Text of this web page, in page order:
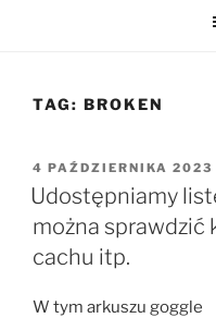
TAG: BROKEN
OPUBLIKOWANE
W
4 PAŹDZIERNIKA 2023
Udostępniamy
można sprawdzić
cachu itp.
W tym arkuszu goggle